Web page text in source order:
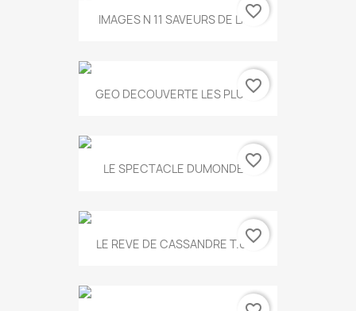
IMAGES N 11 SAVEURS DE LA...
favorite_border
GEO DECOUVERTE LES PLUS...
favorite_border
LE SPECTACLE DUMONDE...favorite_border
LE REVE DE CASSANDRE T.634
favorite_border